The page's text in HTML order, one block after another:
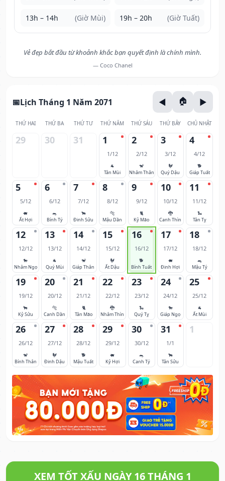
13h – 14h (Giờ Mùi) 19h – 20h (Giờ Tuất)
Vẻ đẹp bắt đầu từ khoảnh khắc bạn quyết định là chính mình.
— Coco Chanel
Lịch Tháng 1 Năm 2071
THỨ HAI THỨ BA THỨ TƯ THỨ NĂM THỨ SÁU THỨ BẢY CHỦ NHẬT
29 30 31 1
1/12
🐐
Tân Mùi
2
2/12
🐒
Nhâm Thân
3
3/12
🐓
Quý Dậu
4
4/12
🐕
Giáp Tuất
5
5/12
🐖
Ất Hợi
6
6/12
🐀
Bính Tý
7
7/12
🐂
Đinh Sửu
8
8/12
🐅
Mậu Dần
9
9/12
🐈
Kỷ Mão
10
10/12
🐉
Canh Thìn
11
11/12
🐍
Tân Tỵ
12
12/12
🐎
Nhâm Ngọ
13
13/12
🐐
Quý Mùi
14
14/12
🐒
Giáp Thân
15
15/12
🐓
Ất Dậu
16
16/12
🐕
Bính Tuất
17
17/12
🐖
Đinh Hợi
18
18/12
🐀
Mậu Tý
19
19/12
🐂
Kỷ Sửu
20
20/12
🐅
Canh Dần
21
21/12
🐈
Tân Mão
22
22/12
🐉
Nhâm Thìn
23
23/12
🐍
Quý Tỵ
24
24/12
🐎
Giáp Ngọ
25
25/12
🐐
Ất Mùi
26
26/12
🐒
Bính Thân
27
27/12
🐓
Đinh Dậu
28
28/12
🐕
Mậu Tuất
29
29/12
🐖
Kỷ Hợi
30
30/12
🐀
Canh Tý
31
1/1
🐂
Tân Sửu
1
XEM TỐT XẤU NGÀY 16 THÁNG 1